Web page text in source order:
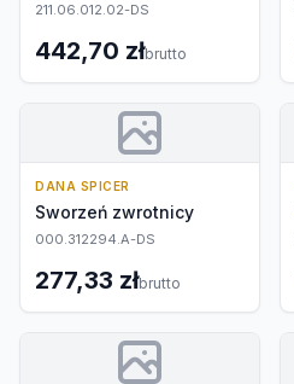
211.06.012.02-DS
442,70 złbrutto
DANA SPICER
Sworzeń zwrotnicy
000.312294.A-DS
277,33 złbrutto